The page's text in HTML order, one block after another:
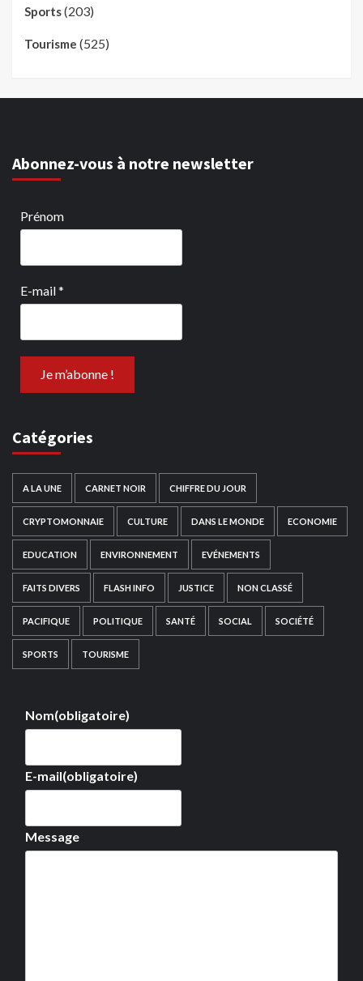
Sports(203)
Tourisme (525)
Abonnez-vous à notre newsletter
Prénom
E-mail*
Catégories
A LA UNE CARNET NOIR CHIFFRE DU JOUR
CRYPTOMONNAIE CULTURE DANS LE MONDE ECONOMIE
EDUCATION ENVIRONNEMENT EVÉNEMENTS
FAITS DIVERS FLASH INFO JUSTICE NON CLASSÉ
PACIFIQUE POLITIQUE SANTÉ SOCIAL SOCIÉTÉ
SPORTS TOURISME
Nom(obligatoire)
E-mail(obligatoire)
Message